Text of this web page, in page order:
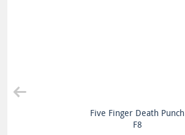
Five Finger Death Punch
F8